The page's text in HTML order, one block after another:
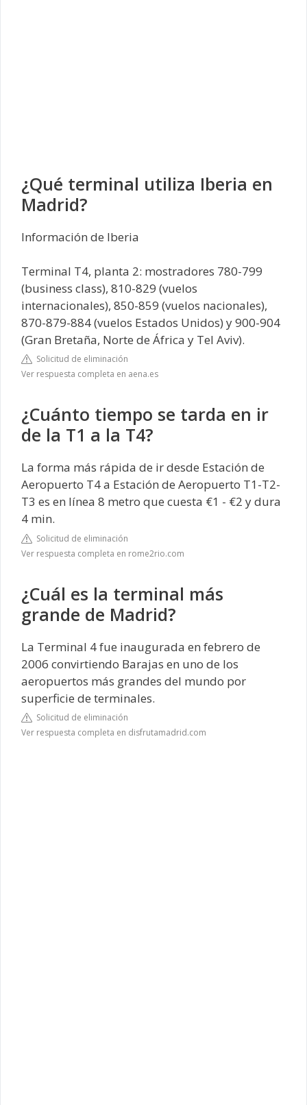
¿Qué terminal utiliza Iberia en
Madrid?
Información de Iberia
Terminal T4, planta 2: mostradores 780-799
(business class), 810-829 (vuelos
internacionales), 850-859 (vuelos nacionales),
870-879-884 (vuelos Estados Unidos) y 900-904
(Gran Bretaña, Norte de África y Tel Aviv).
Solicitud de eliminación
Ver respuesta completa en aena.es
¿Cuánto tiempo se tarda en ir
de la T1 a la T4?
La forma más rápida de ir desde Estación de
Aeropuerto T4 a Estación de Aeropuerto T1-T2-
T3 es en línea 8 metro que cuesta €1 - €2 y dura
4 min.
Solicitud de eliminación
Ver respuesta completa en rome2rio.com
¿Cuál es la terminal más
grande de Madrid?
La Terminal 4 fue inaugurada en febrero de
2006 convirtiendo Barajas en uno de los
aeropuertos más grandes del mundo por
superficie de terminales.
Solicitud de eliminación
Ver respuesta completa en disfrutamadrid.com